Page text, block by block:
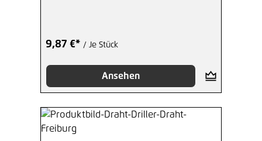
9,87 €* / Je Stück
Ansehen